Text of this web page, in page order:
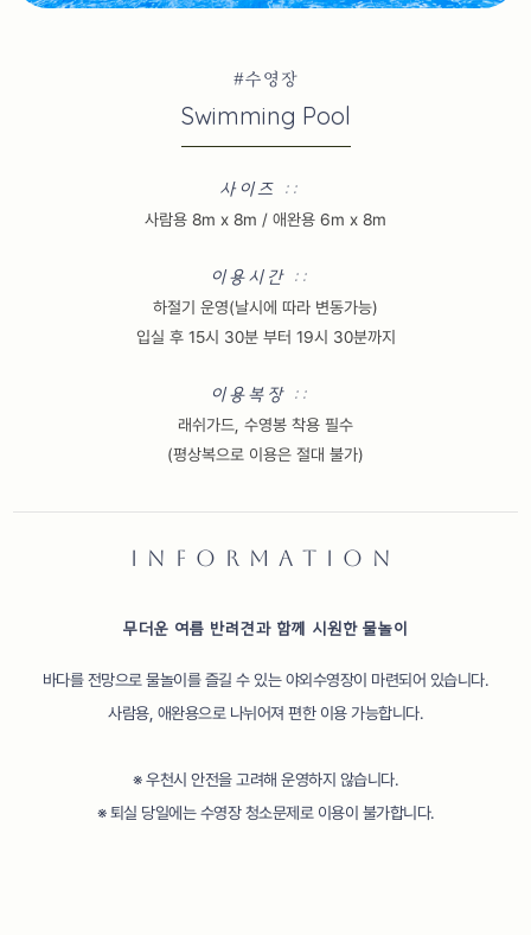
#수영장
Swimming Pool
사이즈 ::
사람용 8m x 8m / 애완용 6m x 8m
이용시간 ::
하절기 운영(날시에 따라 변동가능)
입실 후 15시 30분 부터 19시 30분까지
이용복장 ::
래쉬가드, 수영봉 착용 필수
(평상복으로 이용은 절대 불가)
INFORMATION
무더운 여름 반려견과 함께 시원한 물놀이
바다를 전망으로 물놀이를 즐길 수 있는 야외수영장이 마련되어 있습니다.
사람용, 애완용으로 나뉘어져 편한 이용 가능합니다.
※ 우천시 안전을 고려해 운영하지 않습니다.
※ 퇴실 당일에는 수영장 청소문제로 이용이 불가합니다.